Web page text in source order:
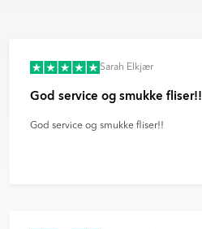
Sarah Elkjær
God service og smukke fliser!!
God service og smukke fliser!!